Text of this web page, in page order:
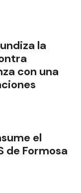
la
con una
el
de Formosa